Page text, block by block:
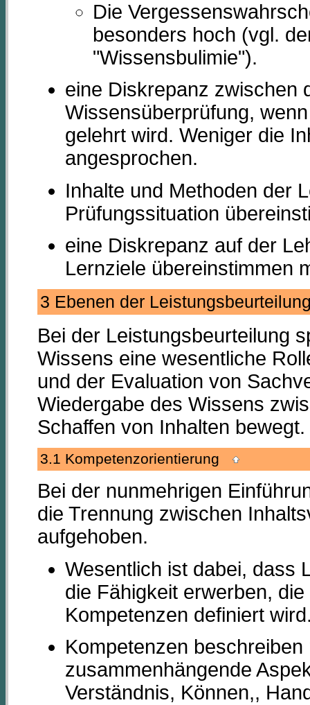
Die
besonders hoch (vgl.
"Wissensbulimie").
eine Diskrepanz zwischen
Wissensüberprüfung,
gelehrt wird. Weniger die
angesprochen.
Inhalte und Methoden der
Prüfungssituation
eine Diskrepanz auf der
Lernziele übereinstimmen
3 Ebenen der
Bei der Leistungsbeurteilung
Wissens eine wesentliche
und der Evaluation von
Wiedergabe des Wissens
Schaffen von Inhalten bewegt.
3.1 Kompetenzorientierung
Bei der nunmehrigen
die Trennung zwischen
aufgehoben.
Wesentlich ist dabei, dass
die Fähigkeit erwerben,
Kompetenzen definiert
Kompetenzen
zusammenhängende
Verständnis, Können,,